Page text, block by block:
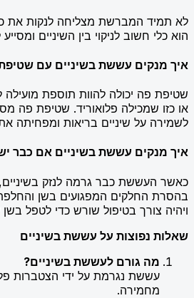
לא תמיד המברשת מצליחה לנקות את כל
הוא כלי חשוב לניקוי בין השיניים
איך מנקים עששת בשיניים עם
שטיפת פה יכולה להוות תוספת
או כזו שמכילה פלואוריד. שטיפת פה
לשמירה על שיניים בריאות ומפחיתה
איך מנקים עששת בשיניים אם כבר
כאשר העששת כבר גרמה לנזק
בהסרת החלקים המפגועים בשן
ויהיה צורך בטיפול שורש כדי לטפל
שאלות נפוצות על עששת בשיניים
מה גורם לעששת בשיניים?
עששת נגרמת על ידי הצטברות
מחמירה.